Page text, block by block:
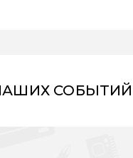
СОБЫТИЙ